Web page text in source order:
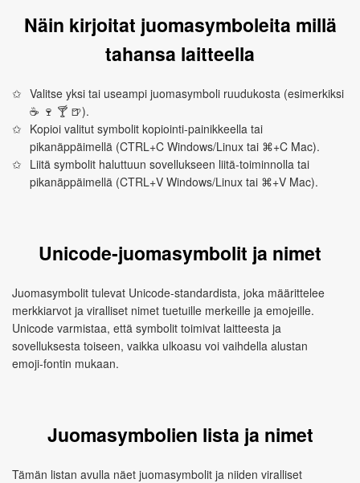
Näin kirjoitat juomasymboleita millä
tahansa laitteella
Valitse yksi tai useampi juomasymboli ruudukosta (esimerkiksi
☕ 🍷 🍸 🍺).
Kopioi valitut symbolit kopiointi‑painikkeella tai
pikanäppäimellä (CTRL+C Windows/Linux tai ⌘+C Mac).
Liitä symbolit haluttuun sovellukseen liitä‑toiminnolla tai
pikanäppäimellä (CTRL+V Windows/Linux tai ⌘+V Mac).
Unicode‑juomasymbolit ja nimet
Juomasymbolit tulevat Unicode‑standardista, joka määrittelee
merkkiarvot ja viralliset nimet tuetuille merkeille ja emojeille.
Unicode varmistaa, että symbolit toimivat laitteesta ja
sovelluksesta toiseen, vaikka ulkoasu voi vaihdella alustan
emoji‑fontin mukaan.
Juomasymbolien lista ja nimet
Tämän listan avulla näet juomasymbolit ja niiden viralliset